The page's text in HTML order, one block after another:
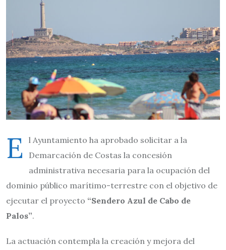
E
l Ayuntamiento ha aprobado solicitar a la
Demarcación de Costas la concesión
administrativa necesaria para la ocupación del
dominio público marítimo-terrestre con el objetivo de
ejecutar el proyecto “Sendero Azul de Cabo de
Palos”.
La actuación contempla la creación y mejora del